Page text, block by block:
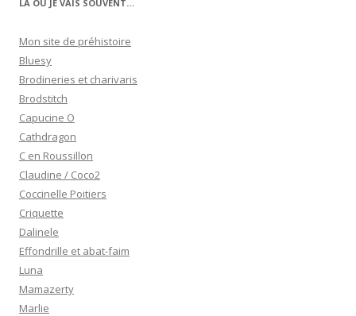
LÀ OÙ JE VAIS SOUVENT…
Mon site de préhistoire
Bluesy
Brodineries et charivaris
Brodstitch
Capucine O
Cathdragon
C en Roussillon
Claudine / Coco2
Coccinelle Poitiers
Criquette
Dalinele
Effondrille et abat-faim
Luna
Mamazerty
Marlie